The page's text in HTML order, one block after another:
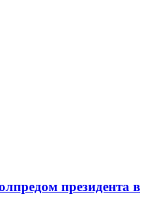
президента в